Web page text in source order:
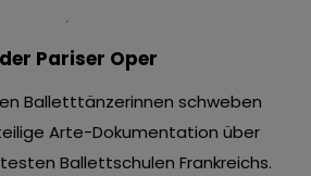
Pariser Oper
Balletttänzerinnen schweben
Arte-Dokumentation über
Ballettschulen Frankreichs.